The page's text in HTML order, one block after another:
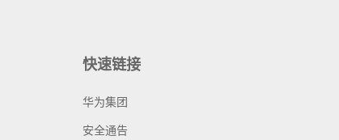
快速链接
华为集团
安全通告